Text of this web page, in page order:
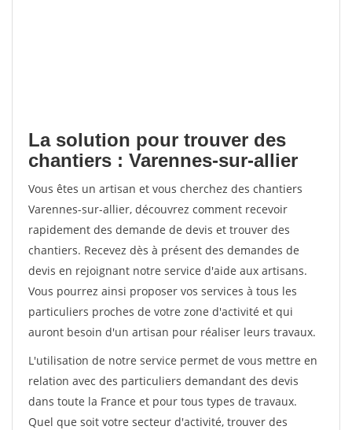
La solution pour trouver des
chantiers : Varennes-sur-allier
Vous êtes un artisan et vous cherchez des chantiers
Varennes-sur-allier, découvrez comment recevoir
rapidement des demande de devis et trouver des
chantiers. Recevez dès à présent des demandes de
devis en rejoignant notre service d'aide aux artisans.
Vous pourrez ainsi proposer vos services à tous les
particuliers proches de votre zone d'activité et qui
auront besoin d'un artisan pour réaliser leurs travaux.
L'utilisation de notre service permet de vous mettre en
relation avec des particuliers demandant des devis
dans toute la France et pour tous types de travaux.
Quel que soit votre secteur d'activité, trouver des